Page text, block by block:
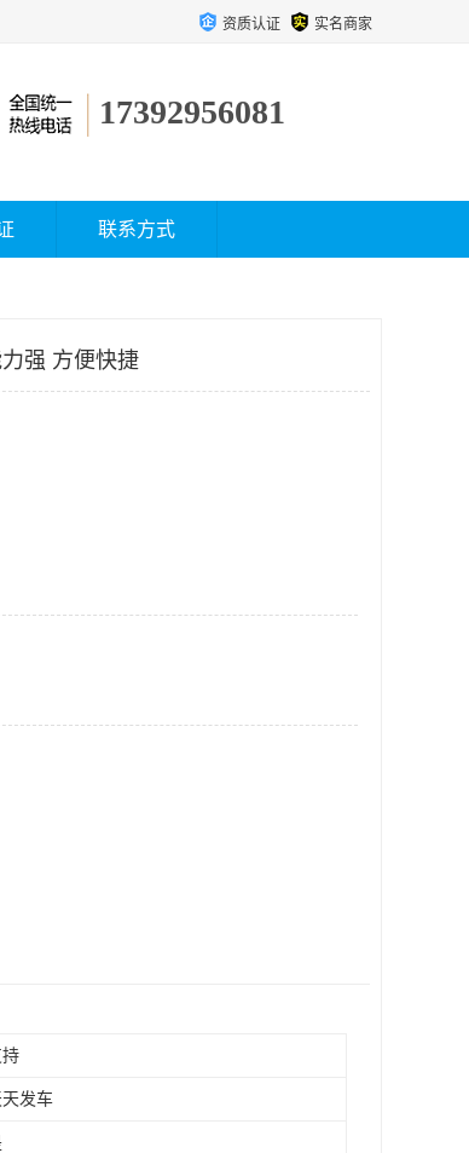
资质认证 实名商家
17392956081
联系方式
强 方便快捷
持
天发车